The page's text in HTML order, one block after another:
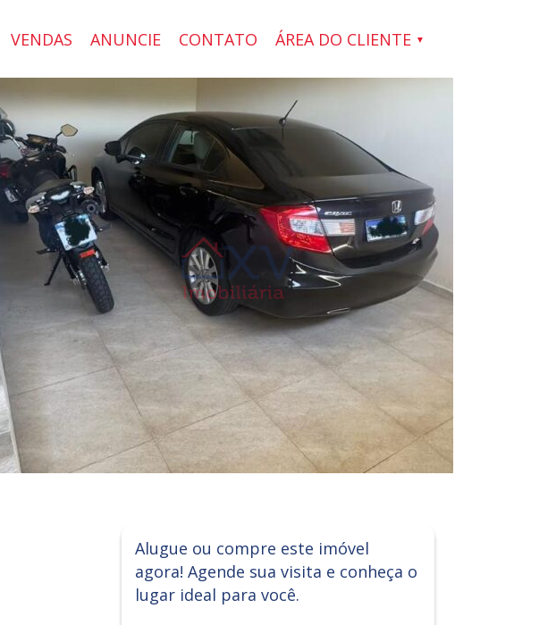
VENDAS ANUNCIE CONTATO ÁREA DO CLIENTE
Alugue ou compre este imóvel
agora! Agende sua visita e conheça o
lugar ideal para você.